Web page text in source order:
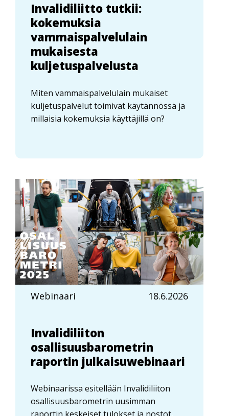
Invalidiliitto tutkii:
kokemuksia
vammaispalvelulain
mukaisesta
kuljetuspalvelusta
Miten vammaispalvelulain mukaiset
kuljetuspalvelut toimivat käytännössä ja
millaisia kokemuksia käyttäjillä on?
Webinaari 18.6.2026
Invalidiliiton
osallisuusbarometrin
raportin julkaisuwebinaari
Webinaarissa esitellään Invalidiliiton
osallisuusbarometrin uusimman